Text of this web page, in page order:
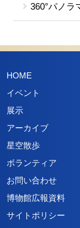
360°パノラ
HOME
イベント
展示
アーカイブ
星空散歩
ボランティア
お問い合わせ
博物館広報資料
サイトポリシー